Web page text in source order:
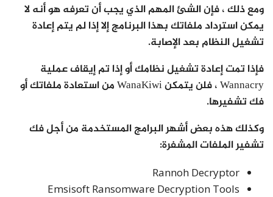
ومع ذلك ، فإن الشئ المهم الذي يجب أن تعرفه هو أنه لا
يمكن استرداد ملفاتك بهذا البرنامج إلا إذا لم يتم إعادة
تشغيل النظام بعد الإصابة.
فإذا تمت إعادة تشغيل نظامك أو إذا تم إيقاف عملية
Wannacry ، فلن يتمكن WanaKiwi من استعادة ملفاتك أو
فك تشفيرها.
وكذلك هذه بعض أشهر البرامج المستخدمة من أجل فك
تشفير الملفات المشفرة:
Rannoh Decryptor
Emsisoft Ransomware Decryption Tools